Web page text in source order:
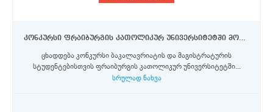
კონკურსი ფრაიბურგის კათოლიკურ უნივერსიტეტში მოკლევადიანი მობილობისათვის ორმხრივი თანამშრომლობისა და ერაზმუს+ პროგრამების სტიპენდიების მოსაპოვებლად
ცხადდება კონკურსი ბაკალავრიატის და მაგისტრატურის
სტუდენტებისთვის ფრაიბურგის კათოლიკურ უნივერსიტეტში...
სრულად ნახვა